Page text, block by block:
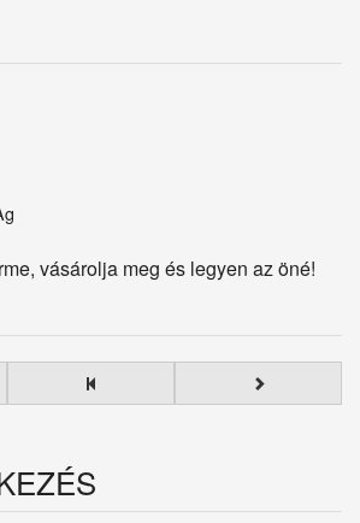
vásárolja meg és legyen az öné!